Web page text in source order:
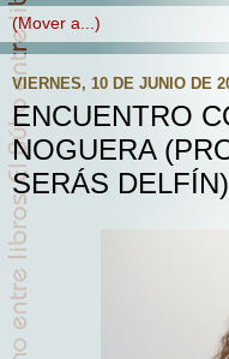
VIERNES, 10 DE JUNIO DE
ENCUENTRO
NOGUERA
SERÁS DELFÍN)